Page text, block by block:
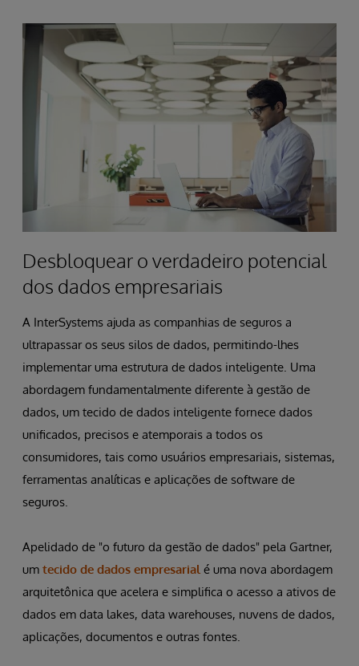
Desbloquear o verdadeiro potencial
dos dados empresariais
A InterSystems ajuda as companhias de seguros a
ultrapassar os seus silos de dados, permitindo-lhes
implementar uma estrutura de dados inteligente. Uma
abordagem fundamentalmente diferente à gestão de
dados, um tecido de dados inteligente fornece dados
unificados, precisos e atemporais a todos os
consumidores, tais como usuários empresariais, sistemas,
ferramentas analíticas e aplicações de software de
seguros.
Apelidado de "o futuro da gestão de dados" pela Gartner,
um tecido de dados empresarial é uma nova abordagem
arquitetônica que acelera e simplifica o acesso a ativos de
dados em data lakes, data warehouses, nuvens de dados,
aplicações, documentos e outras fontes.